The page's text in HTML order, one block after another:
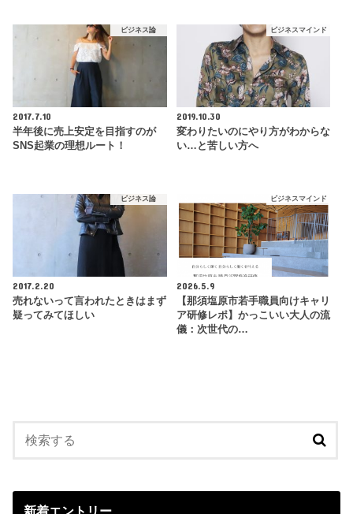
ビジネス論
2017.7.10
半年後に売上安定を目指すのが
SNS起業の理想ルート！
ビジネスマインド
2019.10.30
変わりたいのにやり方がわからな
い…と苦しい方へ
ビジネス論
2017.2.20
売れないって言われたときはまず
疑ってみてほしい
ビジネスマインド
2026.5.9
【那須塩原市若手職員向けキャリ
ア研修レポ】かっこいい大人の流
儀：次世代の…
新着エントリー